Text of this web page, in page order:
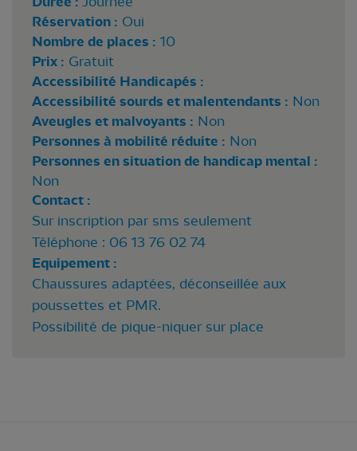
Réservation : Oui
Nombre de places : 10
Prix : Gratuit
Accessibilité Handicapés :
Accessibilité sourds et malentendants : Non
Aveugles et malvoyants : Non
Personnes à mobilité réduite : Non
Personnes en situation de handicap mental :
Non
Contact :
Sur inscription par sms seulement
Téléphone : 06 13 76 02 74
Equipement :
Chaussures adaptées, déconseillée aux
poussettes et PMR.
Possibilité de pique-niquer sur place